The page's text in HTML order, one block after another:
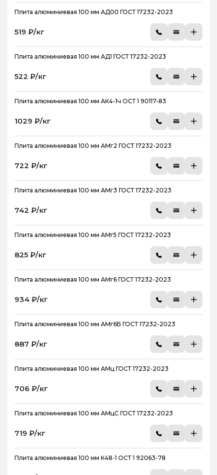
Плита алюминиевая 100 мм АД00 ГОСТ 17232-2023
519 ₽/кг
Плита алюминиевая 100 мм АД1 ГОСТ 17232-2023
522 ₽/кг
Плита алюминиевая 100 мм АК4-1ч ОСТ 1 90117-83
1029 ₽/кг
Плита алюминиевая 100 мм АМг2 ГОСТ 17232-2023
722 ₽/кг
Плита алюминиевая 100 мм АМг3 ГОСТ 17232-2023
742 ₽/кг
Плита алюминиевая 100 мм АМг5 ГОСТ 17232-2023
825 ₽/кг
Плита алюминиевая 100 мм АМг6 ГОСТ 17232-2023
934 ₽/кг
Плита алюминиевая 100 мм АМг6Б ГОСТ 17232-2023
887 ₽/кг
Плита алюминиевая 100 мм АМц ГОСТ 17232-2023
706 ₽/кг
Плита алюминиевая 100 мм АМцС ГОСТ 17232-2023
719 ₽/кг
Плита алюминиевая 100 мм К48-1 ОСТ 1 92063-78